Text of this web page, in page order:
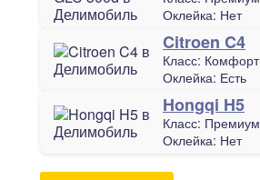
Оклейка: Нет
Citroen C4
Класс: Комфорт
Оклейка: Есть
Hongqi H5
Класс: Премиум
Оклейка: Нет